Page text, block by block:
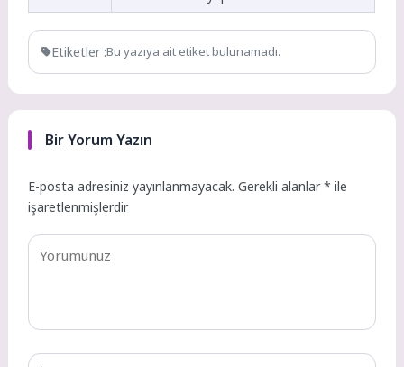
Etiketler :Bu yazıya ait etiket bulunamadı.
Bir Yorum Yazın
E-posta adresiniz yayınlanmayacak. Gerekli alanlar* ile
işaretlenmişlerdir